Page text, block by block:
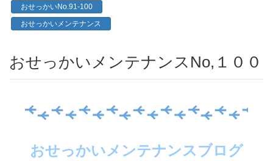
おせっかいNo.91-100
おせっかいメンテナンス
おせっかいメンテナンスNo,１００
おせっかいメンテナンスブログ